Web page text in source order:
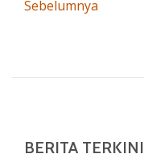
Sebelumnya
BERITA TERKINI